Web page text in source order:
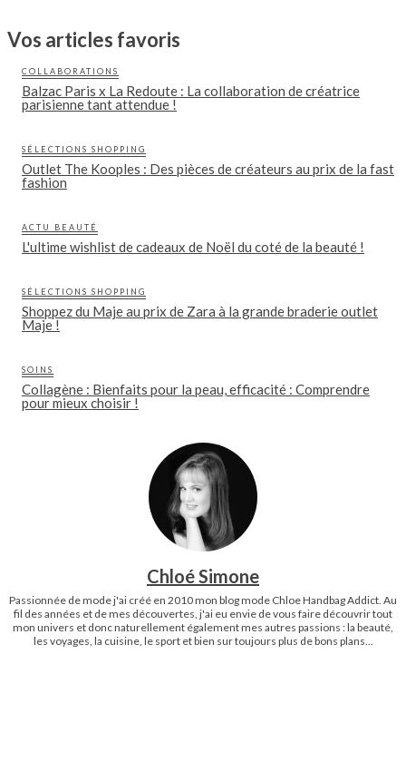
Vos articles favoris
COLLABORATIONS
Balzac Paris x La Redoute : La collaboration de créatrice
parisienne tant attendue !
SÉLECTIONS SHOPPING
Outlet The Kooples : Des pièces de créateurs au prix de la fast
fashion
ACTU BEAUTÉ
L'ultime wishlist de cadeaux de Noël du coté de la beauté !
SÉLECTIONS SHOPPING
Shoppez du Maje au prix de Zara à la grande braderie outlet
Maje !
SOINS
Collagène : Bienfaits pour la peau, efficacité : Comprendre
pour mieux choisir !
Chloé Simone
Passionnée de mode j'ai créé en 2010 mon blog mode Chloe Handbag Addict. Au
fil des années et de mes découvertes, j'ai eu envie de vous faire découvrir tout
mon univers et donc naturellement également mes autres passions : la beauté,
les voyages, la cuisine, le sport et bien sur toujours plus de bons plans...